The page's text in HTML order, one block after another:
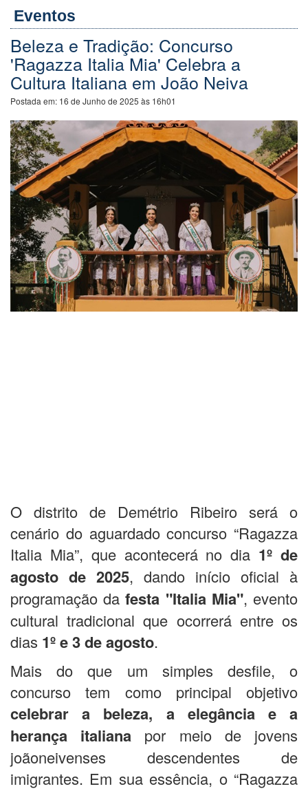
Eventos
Beleza e Tradição: Concurso
'Ragazza Italia Mia' Celebra a
Cultura Italiana em João Neiva
Postada em: 16 de Junho de 2025 às 16h01
O distrito de Demétrio Ribeiro será o
cenário do aguardado concurso “Ragazza
Italia Mia”, que acontecerá no dia 1º de
agosto de 2025, dando início oficial à
programação dafesta "Italia Mia", evento
cultural tradicional que ocorrerá entre os
dias 1º e 3 de agosto.
Mais do que um simples desfile, o
concurso tem como principal objetivo
celebrar a beleza, a elegância e a
herança italiana por meio de jovens
joãoneivenses descendentes de
imigrantes. Em sua essência, o “Ragazza